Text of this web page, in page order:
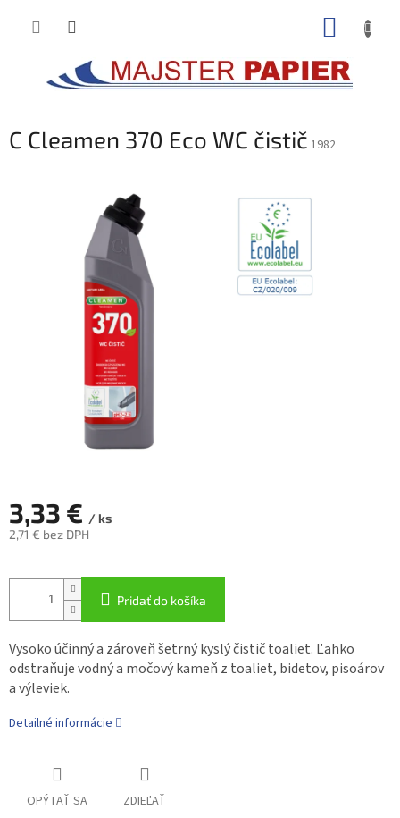
C Cleamen 370 Eco WC čistič 1982
3,33 € / ks
2,71 € bez DPH
cena:
Pridať do košíka
Vysoko účinný a zároveň šetrný kyslý čistič toaliet. Ľahko
odstraňuje vodný a močový kameň z toaliet, bidetov, pisoárov
a výleviek.
Detailné informácie
OPÝTAŤ SA ZDIEĽAŤ